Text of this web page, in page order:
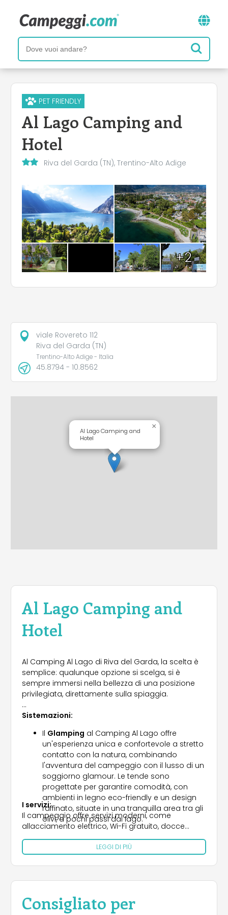
PET FRIENDLY
Al Lago Camping and
Hotel
Riva del Garda (TN), Trentino-Alto Adige
+2
Al Lago Camping and
Hotel
Al Camping Al Lago di Riva del Garda, la scelta è
semplice: qualunque opzione si scelga, si è
sempre immersi nella bellezza di una posizione
privilegiata, direttamente sulla spiaggia.
Sistemazioni:
Il Glamping al Camping Al Lago offre
un'esperienza unica e confortevole a stretto
contatto con la natura, combinando
l'avventura del campeggio con il lusso di un
soggiorno glamour. Le tende sono
progettate per garantire comodità, con
ambienti in legno eco-friendly e un design
raffinato, situate in una tranquilla area tra gli
olivi, a pochi passi dal lago.
LeCase Mobilirappresentano la soluzione
perfetta per chi cerca la libertà del
al primo piano di una casa settecentesca,
I servizi:
Il campeggio offre servizi moderni, come
allacciamento elettrico, Wi-Fi gratuito, docce
calde, servizi igienici anche per disabili, lavatrici,
asciugatrici e un'area camper attrezzata.
I servizi igienici sono in comune, ma una ricca
colazione a buffet è inclusa nel prezzo, rendendo
vacanza all'insegna dello sport e del relax.
LEGGI DI PIÙ
Consigliato per
viale Rovereto 112
Riva del Garda (TN)
Trentino-Alto Adige - Italia
45.8794 - 10.8562
Al Lago Camping and
Hotel
×